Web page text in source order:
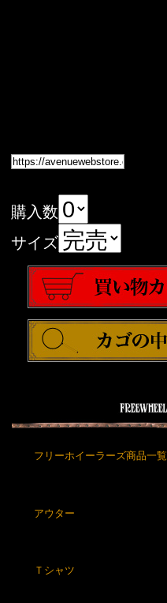
購入数
サイズ
フリーホイーラーズ商品一覧
アウター
Ｔシャツ